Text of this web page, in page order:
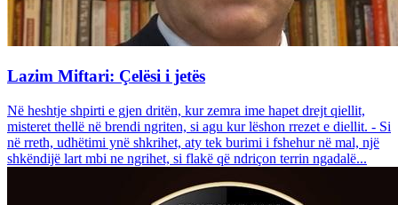
Lazim Miftari: Çelësi i jetës
Në heshtje shpirti e gjen dritën, kur zemra ime hapet drejt qiellit,
misteret thellë në brendi ngriten, si agu kur lëshon rrezet e diellit. - Si
në rreth, udhëtimi ynë shkrihet, aty tek burimi i fshehur në mal, një
shkëndijë lart mbi ne ngrihet, si flakë që ndriçon terrin ngadalë...